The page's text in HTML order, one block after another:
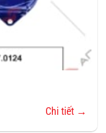
Chi tiết →